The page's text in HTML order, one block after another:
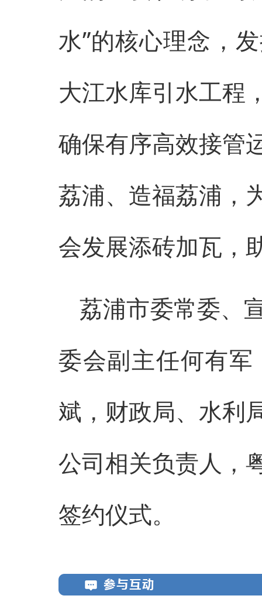
水”的核心理念，
大江水库引水工程
确保有序高效接管
荔浦、造福荔浦，
会发展添砖加瓦，
荔浦市委常委、
委会副主任何有
斌，财政局、水利
公司相关负责人，
签约仪式。